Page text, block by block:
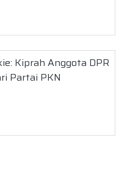
Kiprah Anggota DPR
Partai PKN